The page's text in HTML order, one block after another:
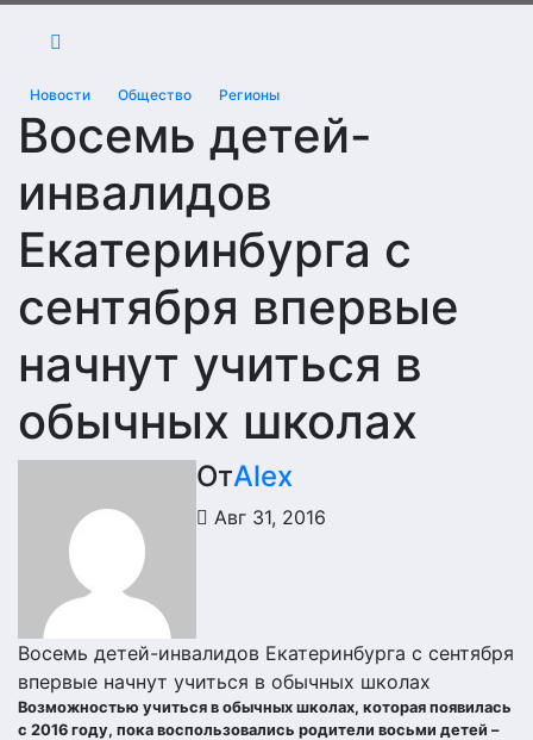
Новости Общество Регионы
Восемь детей-
инвалидов
Екатеринбурга с
сентября впервые
начнут учиться в
обычных школах
ОтAlex
Авг 31, 2016
Восемь детей-инвалидов Екатеринбурга с сентября
впервые начнут учиться в обычных школах
Возможностью учиться в обычных школах, которая появилась
с 2016 году, пока воспользовались родители восьми детей –